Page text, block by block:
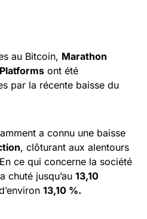
au Bitcoin, Marathon
ont été
par la récente baisse du
a connu une baisse
, clôturant aux alentours
ce qui concerne la société
chuté jusqu’au 13,10
13,10 %.